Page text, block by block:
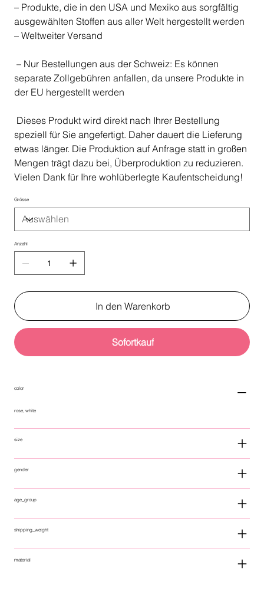
– Produkte, die in den USA und Mexiko aus sorgfältig
ausgewählten Stoffen aus aller Welt hergestellt werden
– Weltweiter Versand
– Nur Bestellungen aus der Schweiz: Es können
separate Zollgebühren anfallen, da unsere Produkte in
der EU hergestellt werden
Dieses Produkt wird direkt nach Ihrer Bestellung
speziell für Sie angefertigt. Daher dauert die Lieferung
etwas länger. Die Produktion auf Anfrage statt in großen
Mengen trägt dazu bei, Überproduktion zu reduzieren.
Vielen Dank für Ihre wohlüberlegte Kaufentscheidung!
Grösse
Anzahl
In den Warenkorb
Sofortkauf
color
rose, white
size
gender
age_group
shipping_weight
material